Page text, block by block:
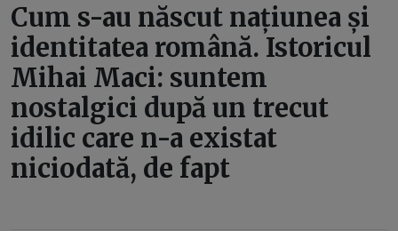
Cum s-au născut națiunea și
identitatea română. Istoricul
Mihai Maci: suntem
nostalgici după un trecut
idilic care n-a existat
niciodată, de fapt